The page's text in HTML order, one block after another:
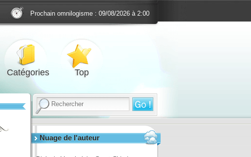
Prochain omnilogisme : 09/08/2026 à 2:00
Catégories Top
Nuage de l'auteur